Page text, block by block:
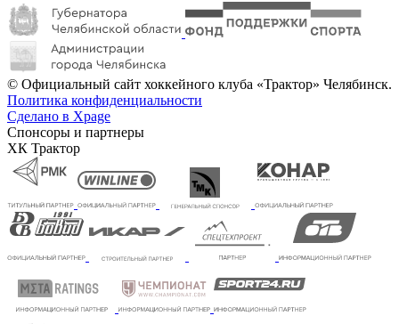
© Официальный сайт хоккейного клуба «Трактор» Челябинск.
Политика конфиденциальности
Сделано в Xpage
Спонсоры и партнеры
ХК Трактор